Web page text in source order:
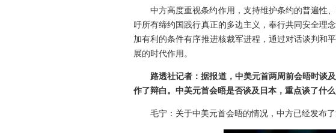
中方高度重视条约作用，支持维护条约的普遍性
吁所有缔约国践行真正的多边主义，奉行共同安全理
加有利的条件有序推进核裁军进程，通过对话谈判和
展的时代作用。
路透社记者：据报道，中美元首两周前会晤时谈
作了辩白。中美元首会晤是否谈及日本，重点谈了什么
毛宁：关于中美元首会晤的情况，中方已经发布